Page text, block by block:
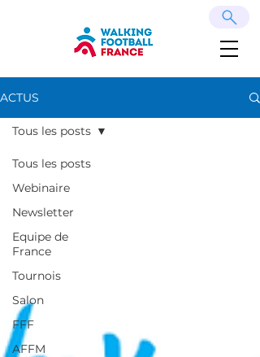
ACTUS
Tous les posts
Webinaire
Newsletter
Equipe de
France
Tournois
Salon
FFF
AFFM
Tous les posts